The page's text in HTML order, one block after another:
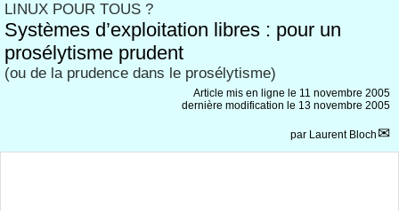
LINUX POUR TOUS ?
Systèmes d’exploitation libres : pour un
prosélytisme prudent
(ou de la prudence dans le prosélytisme)
Article mis en ligne le 11 novembre 2005
dernière modification le 13 novembre 2005
par Laurent Bloch